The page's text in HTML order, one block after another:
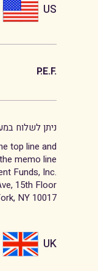
US
P.E.F.
:ניתן לשלוח
top line and
memo line
Funds, Inc.
15th Floor
NY 10017
UK